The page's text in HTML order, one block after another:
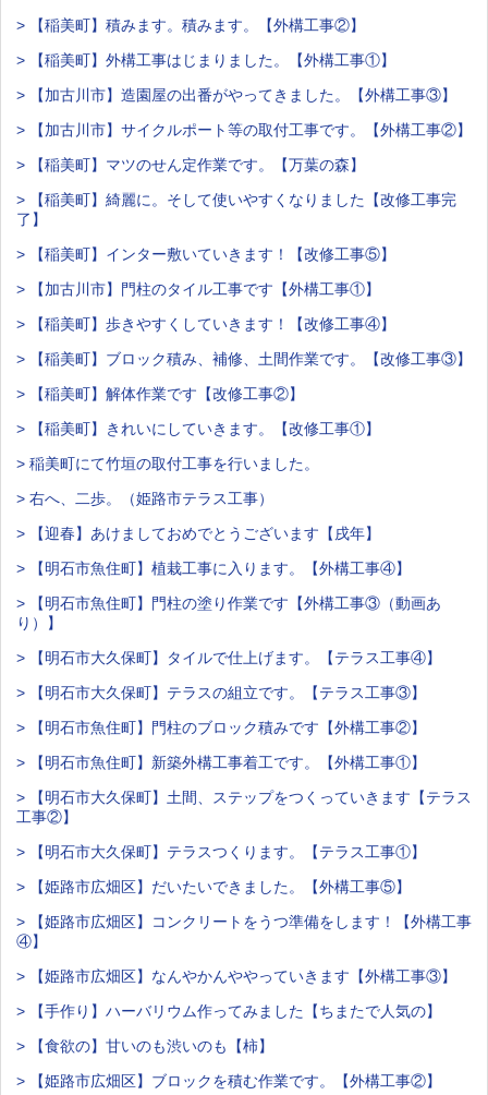
> 【稲美町】積みます。積みます。【外構工事②】
> 【稲美町】外構工事はじまりました。【外構工事①】
> 【加古川市】造園屋の出番がやってきました。【外構工事③】
> 【加古川市】サイクルポート等の取付工事です。【外構工事②】
> 【稲美町】マツのせん定作業です。【万葉の森】
> 【稲美町】綺麗に。そして使いやすくなりました【改修工事完
了】
> 【稲美町】インター敷いていきます！【改修工事⑤】
> 【加古川市】門柱のタイル工事です【外構工事①】
> 【稲美町】歩きやすくしていきます！【改修工事④】
> 【稲美町】ブロック積み、補修、土間作業です。【改修工事③】
> 【稲美町】解体作業です【改修工事②】
> 【稲美町】きれいにしていきます。【改修工事①】
> 稲美町にて竹垣の取付工事を行いました。
> 右へ、二歩。（姫路市テラス工事）
> 【迎春】あけましておめでとうございます【戌年】
> 【明石市魚住町】植栽工事に入ります。【外構工事④】
> 【明石市魚住町】門柱の塗り作業です【外構工事③（動画あ
り）】
> 【明石市大久保町】タイルで仕上げます。【テラス工事④】
> 【明石市大久保町】テラスの組立です。【テラス工事③】
> 【明石市魚住町】門柱のブロック積みです【外構工事②】
> 【明石市魚住町】新築外構工事着工です。【外構工事①】
> 【明石市大久保町】土間、ステップをつくっていきます【テラス
工事②】
> 【明石市大久保町】テラスつくります。【テラス工事①】
> 【姫路市広畑区】だいたいできました。【外構工事⑤】
> 【姫路市広畑区】コンクリートをうつ準備をします！【外構工事
④】
> 【姫路市広畑区】なんやかんややっていきます【外構工事③】
> 【手作り】ハーバリウム作ってみました【ちまたで人気の】
> 【食欲の】甘いのも渋いのも【柿】
> 【姫路市広畑区】ブロックを積む作業です。【外構工事②】